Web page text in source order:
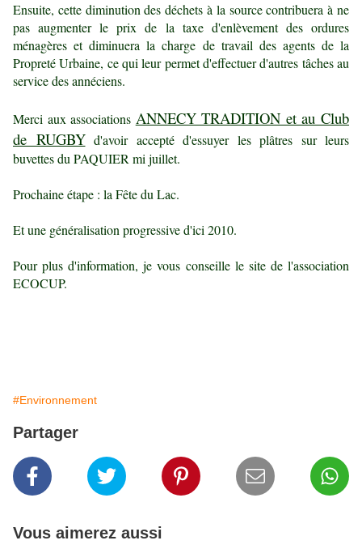
Ensuite, cette diminution des déchets à la source contribuera à ne
pas augmenter le prix de la taxe d'enlèvement des ordures
ménagères et diminuera la charge de travail des agents de la
Propreté Urbaine, ce qui leur permet d'effectuer d'autres tâches au
service des annéciens.
Merci aux associations ANNECY TRADITION et au Club
de RUGBYd'avoir accepté d'essuyer les plâtres sur leurs
buvettes du PAQUIER mi juillet.
Prochaine étape : la Fête du Lac.
Et une généralisation progressive d'ici 2010.
Pour plus d'information, je vous conseille le site de l'association
ECOCUP.
#Environnement
Partager
Vous aimerez aussi